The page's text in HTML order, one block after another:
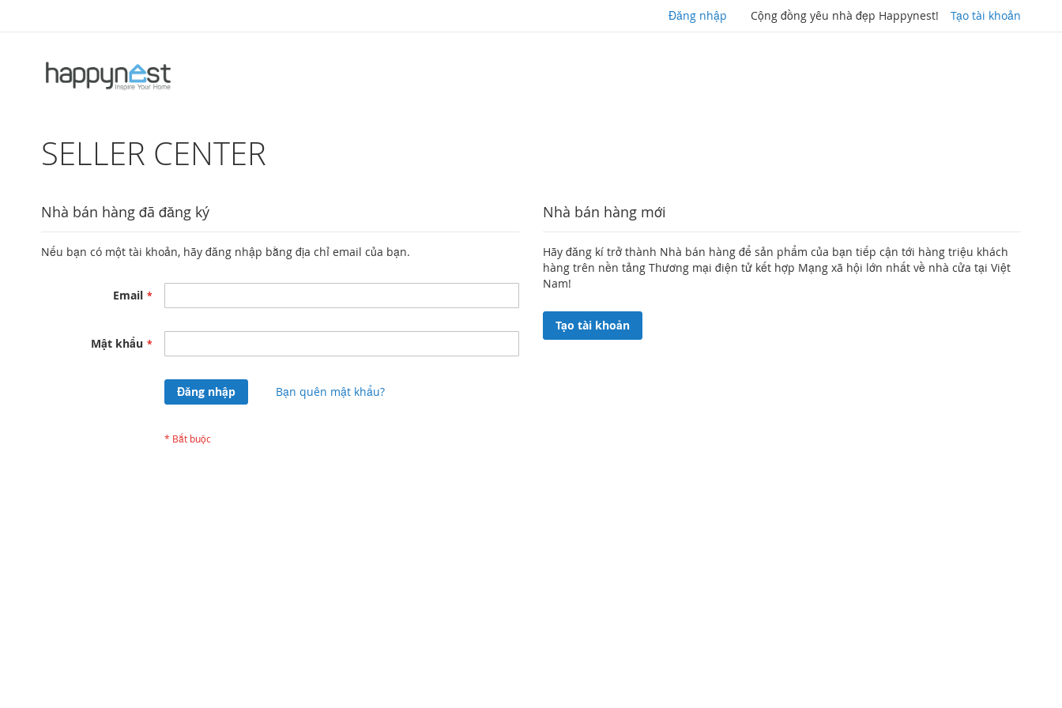
Đăng nhập Cộng đồng yêu nhà đẹp Happynest! Tạo tài khoản
dung
SELLER CENTER
Nhà bán hàng đã đăng ký
Nếu bạn có một tài khoản, hãy đăng nhập bằng địa chỉ email của bạn.
Email
Mật khẩu
Đăng nhập Bạn quên mật khẩu?
Nhà bán hàng mới
Hãy đăng kí trở thành Nhà bán hàng để sản phẩm của bạn tiếp cận tới hàng triệu khách
hàng trên nền tảng Thương mại điện tử kết hợp Mạng xã hội lớn nhất về nhà cửa tại Việt
Nam!
Tạo tài khoản